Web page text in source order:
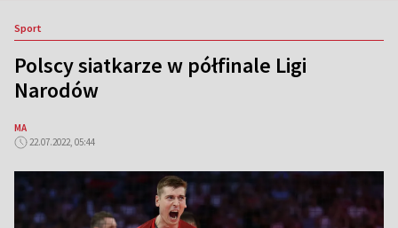
Sport
Polscy siatkarze w półfinale Ligi
Narodów
MA
22.07.2022, 05:44